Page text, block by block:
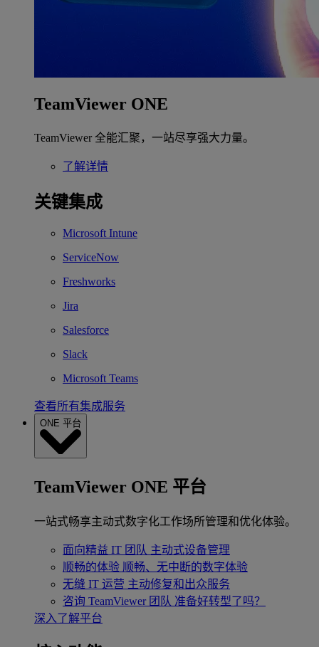
TeamViewer ONE
TeamViewer 全能汇聚，一站尽享强大力量。
了解详情
关键集成
Microsoft Intune
ServiceNow
Freshworks
Jira
Salesforce
Slack
Microsoft Teams
查看所有集成服务
ONE 平台
TeamViewer ONE 平台
一站式畅享主动式数字化工作场所管理和优化体验。
面向精益 IT 团队 主动式设备管理
顺畅的体验 顺畅、无中断的数字体验
无缝 IT 运营 主动修复和出众服务
咨询 TeamViewer 团队 准备好转型了吗？
深入了解平台